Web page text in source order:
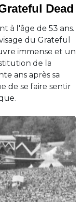
Dead
à l'âge de 53 ans.
du Grateful
immense et un
de la
ans après sa
de se faire sentir